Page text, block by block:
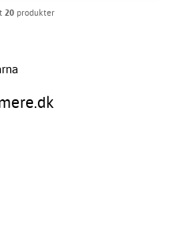
20produkter